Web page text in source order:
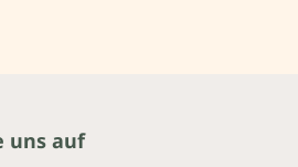
uns auf